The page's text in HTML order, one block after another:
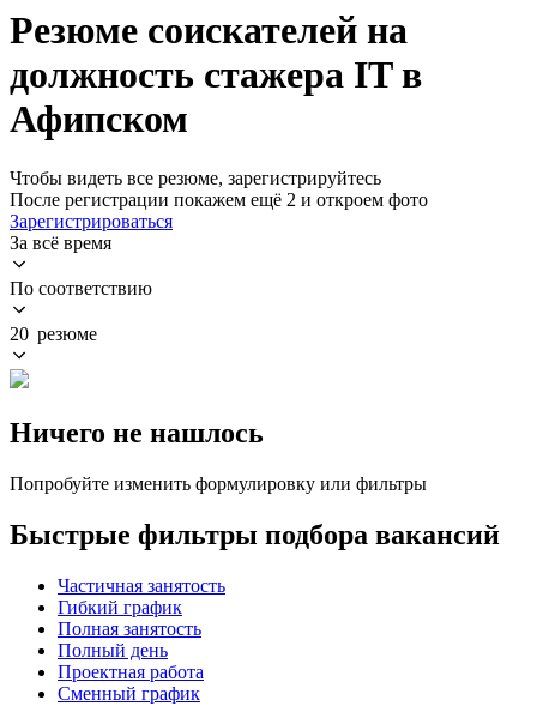
Резюме соискателей на
должность стажера IT в
Афипском
Чтобы видеть все резюме, зарегистрируйтесь
После регистрации покажем ещё 2 и откроем фото
Зарегистрироваться
За всё время
По соответствию
20 резюме
Ничего не нашлось
Попробуйте изменить формулировку или фильтры
Быстрые фильтры подбора вакансий
Частичная занятость
Гибкий график
Полная занятость
Полный день
Проектная работа
Сменный график